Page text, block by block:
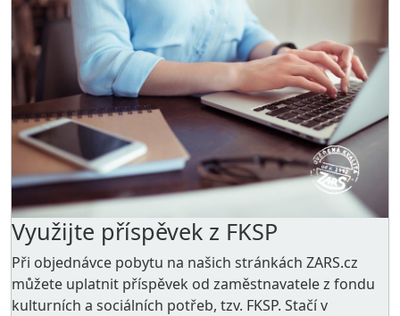
Využijte příspěvek z FKSP
Při objednávce pobytu na našich stránkách ZARS.cz
můžete uplatnit příspěvek od zaměstnavatele z fondu
kulturních a sociálních potřeb, tzv. FKSP. Stačí v